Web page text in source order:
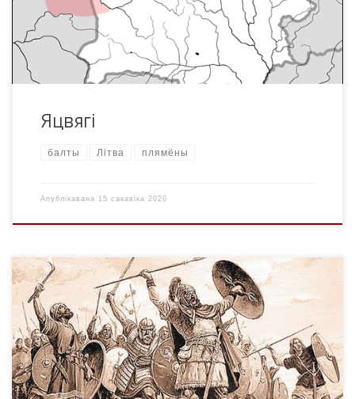
першапачаткова тэрыторыя рассялення яцвягаў была
нашмат шырэйшай. Асноўныя […]
Яцвягі
балты Літва плямёны
Апублікавана 15 сакавіка 2020
Готы (гоцк.: , Gutans, лац.: Gothi) — германскі народ II—IX
стагоддзяў, які да VIII ст. адыгрываў значную ролю ў
гісторыі Еўропы. Гэта былі германскія плямёны, верагодна,
скандынаўскага паходжання, якія гаварылі на
усходнегерманскай гоцкай мове (для якой біскуп Ульфіла ў
IV стагоддзі распрацаваў гоцкую пісьменнасць). Як яны